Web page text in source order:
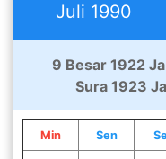
Juli 1990
9 Besar 1922
Sura 1923 Ja
Min Sen